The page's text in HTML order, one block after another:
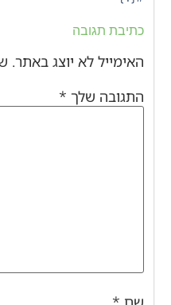
כתיבת תגובה
האימייל לא יוצג באתר.
התגובה שלך *